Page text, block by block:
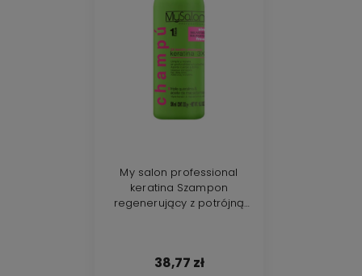
My salon professional
keratina Szampon
regenerujący z potrójną
38,77 zł